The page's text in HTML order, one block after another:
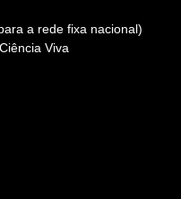
a rede fixa nacional)
Viva